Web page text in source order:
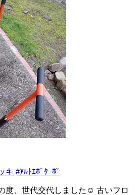
キ #ｱﾙﾄｴﾎﾟﾀｰﾎﾞ
度、世代交代しました☺️ 古いフロ